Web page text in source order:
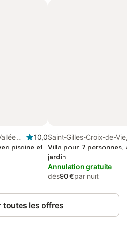
10,0
piscine et
Saint-Gilles-Croix-de-
de la Loire
Villa pour 7 personnes,
jardin
Annulation gratuite
dès90 €par nuit
toutes les offres